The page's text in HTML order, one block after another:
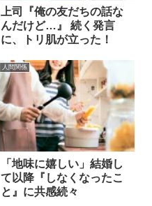
上司『俺の友だちの話な
んだけど…』 続く発言
に、トリ肌が立った！
人間関係
「地味に嬉しい」結婚し
て以降『しなくなったこ
と』に共感続々